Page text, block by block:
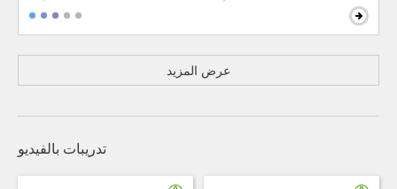
عرض المزيد
تدريبات بالفيديو